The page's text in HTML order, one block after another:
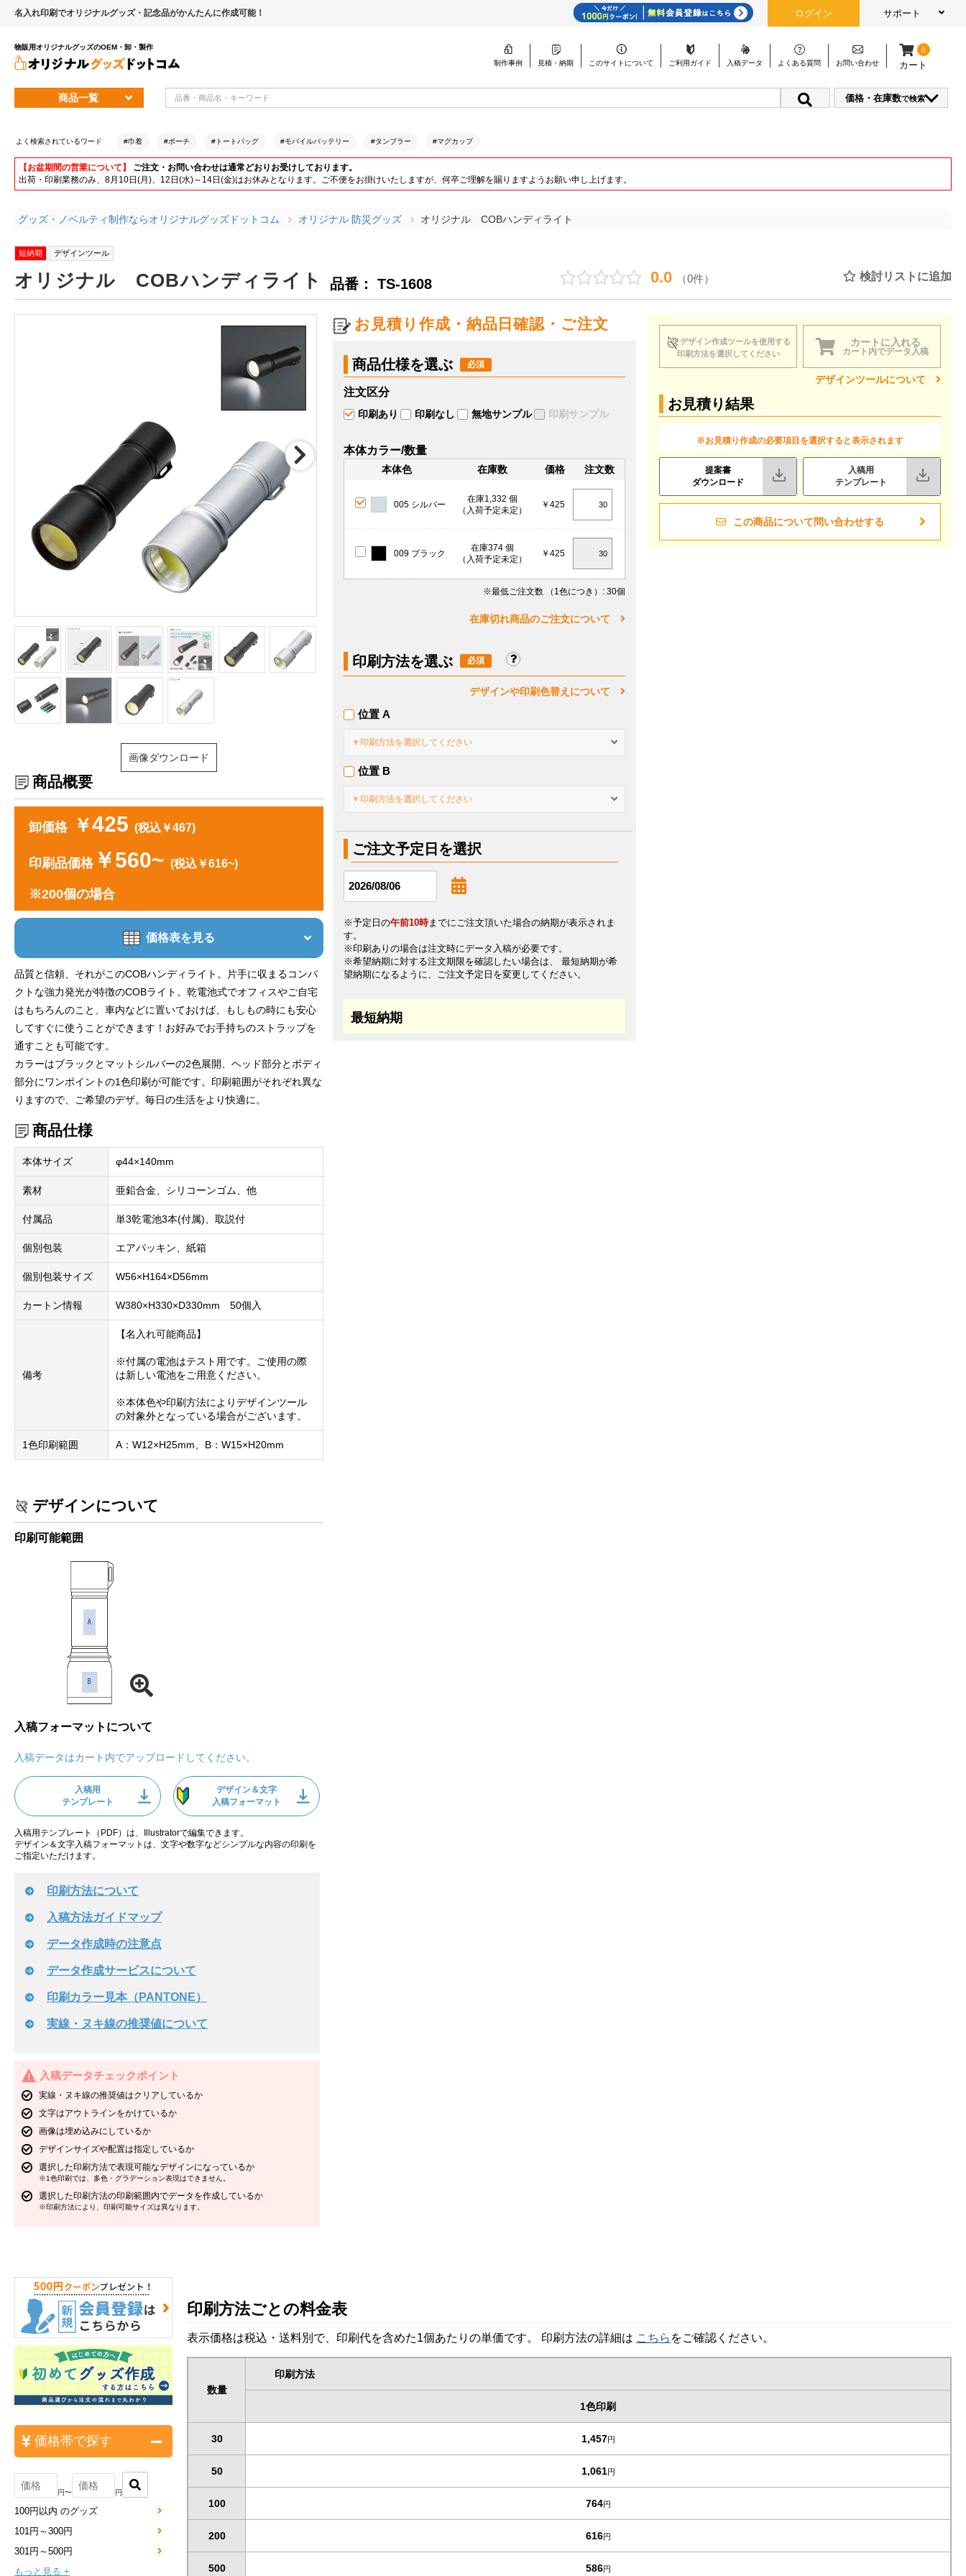
名入れ印刷でオリジナルグッズ・記念品がかんたんに作成可能！ ログイン サポート
物販用オリジナルグッズのOEM・卸・製作
制作事例
見積・納期 このサイトについて ご利用ガイド 入稿データ よくある質問 お問い合わせ
0
カート
商品一覧 価格・在庫数で検索
よく検索されているワード #巾着 #ポーチ #トートバッグ #モバイルバッテリー #タンブラー #マグカップ
【お盆期間の営業について】
ご注文・お問い合わせは通常どおりお受けしております。
出荷・印刷業務のみ、8月10日(月)、12日(水)～14日(金)はお休みとなります。ご不便をお掛けいたしますが、何卒ご理解を賜りますようお願い申し上げます。
グッズ・ノベルティ制作ならオリジナルグッズドットコム オリジナル 防災グッズ オリジナル COBハンディライト
短納期 デザインツール
オリジナル COBハンディライト 品番： TS-1608 0.0 （0件） 検討リストに追加
画像ダウンロード
商品概要
卸価格 ￥425 (税込￥467)
印刷品価格￥560~ (税込￥616~)
※200個の場合
価格表を見る
品質と信頼、それがこのCOBハンディライト。片手に収まるコンパ
クトな強力発光が特徴のCOBライト。乾電池式でオフィスやご自宅
はもちろんのこと、車内などに置いておけば、もしもの時にも安心
してすぐに使うことができます！お好みでお手持ちのストラップを
通すことも可能です。
カラーはブラックとマットシルバーの2色展開、ヘッド部分とボディ
部分にワンポイントの1色印刷が可能です。印刷範囲がそれぞれ異な
りますので、ご希望のデザ。毎日の生活をより快適に。
商品仕様
本体サイズ φ44×140mm
素材 亜鉛合金、シリコーンゴム、他
付属品 単3乾電池3本(付属)、取説付
個別包装 エアパッキン、紙箱
個別包装サイズ W56×H164×D56mm
カートン情報 W380×H330×D330mm 50個入
備考
【名入れ可能商品】
※付属の電池はテスト用です。ご使用の際
は新しい電池をご用意ください。
※本体色や印刷方法によりデザインツール
の対象外となっている場合がございます。
1色印刷範囲 A：W12×H25mm、B：W15×H20mm
デザインについて
印刷可能範囲
入稿フォーマットについて
入稿データはカート内でアップロードしてください。
入稿用
テンプレート
デザイン＆文字
入稿フォーマット
入稿用テンプレート（PDF）は、Illustratorで編集できます。
デザイン＆文字入稿フォーマットは、文字や数字などシンプルな内容の印刷を
ご指定いただけます。
印刷方法について
入稿方法ガイドマップ
データ作成時の注意点
データ作成サービスについて
印刷カラー見本（PANTONE）
実線・ヌキ線の推奨値について
入稿データチェックポイント
実線・ヌキ線の推奨値はクリアしているか
文字はアウトラインをかけているか
画像は埋め込みにしているか
デザインサイズや配置は指定しているか
選択した印刷方法で表現可能なデザインになっているか
※1色印刷では、多色・グラデーション表現はできません。
選択した印刷方法の印刷範囲内でデータを作成しているか
※印刷方法により、印刷可能サイズは異なります。
お見積り作成・納品日確認・ご注文
商品仕様を選ぶ
注文区分
印刷あり 印刷なし 無地サンプル 印刷サンプル
本体カラー/数量
本体色 在庫数 価格 注文数
005 シルバー
在庫1,332 個
（入荷予定未定）
￥425
009 ブラック
在庫374 個
（入荷予定未定）
￥425
※最低ご注文数 （1色につき） : 30個
在庫切れ商品のご注文について
印刷方法を選ぶ
デザインや印刷色替えについて
位置 A
▼印刷方法を選択してください
位置 B
▼印刷方法を選択してください
ご注文予定日を選択
※予定日の午前10時までにご注文頂いた場合の納期が表示されま
す。
※印刷ありの場合は注文時にデータ入稿が必要です。
※希望納期に対する注文期限を確認したい場合は、 最短納期が希
望納期になるように、ご注文予定日を変更してください。
最短納期
デザイン作成ツールを使用する
印刷方法を選択してください
カートに入れる
カート内でデータ入稿
デザインツールについて
お見積り結果
※お見積り作成の必要項目を選択すると表示されます
提案書
ダウンロード
入稿用
テンプレート
この商品について問い合わせする
価格帯で探す
円〜 円
100円以内 のグッズ
101円～300円
301円～500円
もっと見る +
印刷方法ごとの料金表
表示価格は税込・送料別で、印刷代を含めた1個あたりの単価です。 印刷方法の詳細は こちら をご確認ください。
数量
印刷方法
1色印刷
30 1,457円
50 1,061円
100 764円
200 616円
500 586円